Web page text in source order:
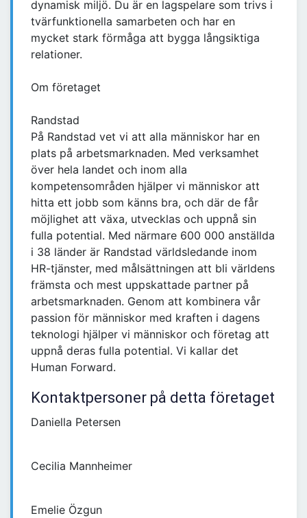
dynamisk miljö. Du är en lagspelare som trivs i
tvärfunktionella samarbeten och har en
mycket stark förmåga att bygga långsiktiga
relationer.
Om företaget
Randstad
På Randstad vet vi att alla människor har en
plats på arbetsmarknaden. Med verksamhet
över hela landet och inom alla
kompetensområden hjälper vi människor att
hitta ett jobb som känns bra, och där de får
möjlighet att växa, utvecklas och uppnå sin
fulla potential. Med närmare 600 000 anställda
i 38 länder är Randstad världsledande inom
HR-tjänster, med målsättningen att bli världens
främsta och mest uppskattade partner på
arbetsmarknaden. Genom att kombinera vår
passion för människor med kraften i dagens
teknologi hjälper vi människor och företag att
uppnå deras fulla potential. Vi kallar det
Human Forward.
Kontaktpersoner på detta företaget
Daniella Petersen
Cecilia Mannheimer
Emelie Özgun